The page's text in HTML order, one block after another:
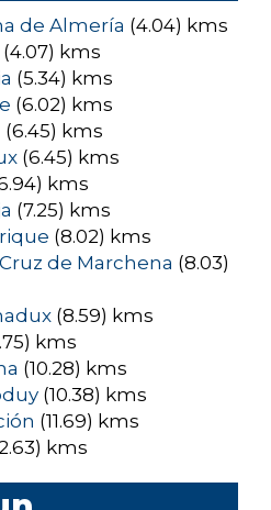
de Almería (4.04) kms
(4.07) kms
(5.34) kms
(6.02) kms
(6.45) kms
(6.45) kms
kms
(7.25) kms
(8.02) kms
de Marchena (8.03)
(8.59) kms
kms
(10.28) kms
(10.38) kms
(11.69) kms
kms